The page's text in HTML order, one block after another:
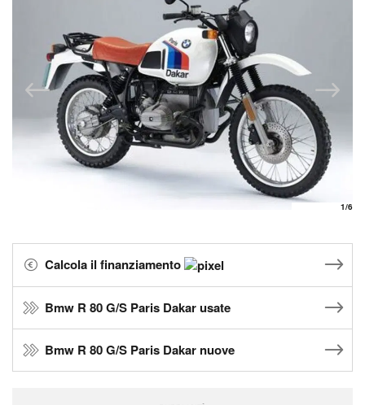
1/6
Calcola il finanziamento
Bmw R 80 G/S Paris Dakar usate
Bmw R 80 G/S Paris Dakar nuove